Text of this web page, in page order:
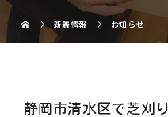
新着情報 お知らせ
静岡市清水区で芝刈